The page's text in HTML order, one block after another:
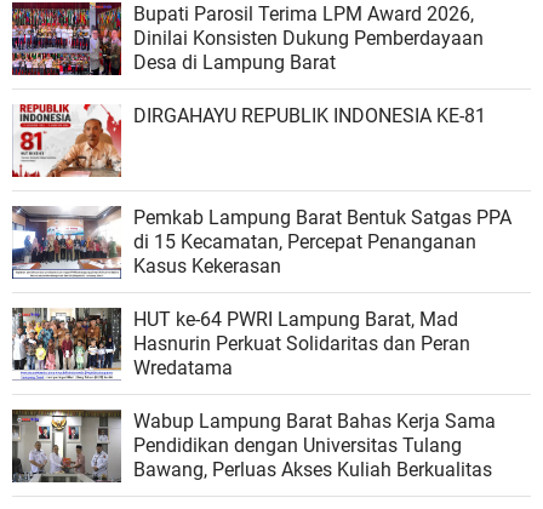
Bupati Parosil Terima LPM Award 2026,
Dinilai Konsisten Dukung Pemberdayaan
Desa di Lampung Barat
DIRGAHAYU REPUBLIK INDONESIA KE-81
Pemkab Lampung Barat Bentuk Satgas PPA
di 15 Kecamatan, Percepat Penanganan
Kasus Kekerasan
HUT ke-64 PWRI Lampung Barat, Mad
Hasnurin Perkuat Solidaritas dan Peran
Wredatama
Wabup Lampung Barat Bahas Kerja Sama
Pendidikan dengan Universitas Tulang
Bawang, Perluas Akses Kuliah Berkualitas